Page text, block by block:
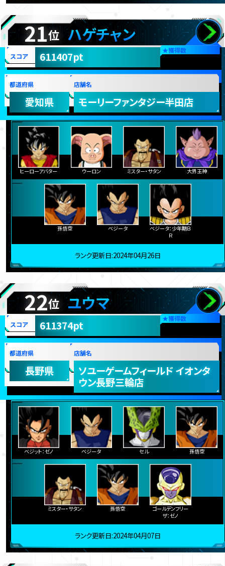
21位 ハゲチャン
★獲得数
スコア 611407pt
都道府県
愛知県
店舗名
モーリーファンタジー半田店
ヒーローアバター ウーロン ミスター・サタン 大界王神
孫悟空 ベジータ
ベジータ：少年期Ｂ
Ｒ
ランク更新日:2024年04月26日
22位 ユウマ
★獲得数
スコア 611374pt
都道府県
長野県
店舗名
ソユーゲームフィールド イオンタ
ウン長野三輪店
ベジット：ゼノ ベジータ セル 孫悟空
ミスター・サタン 孫悟空
ゴールデンフリー
ザ：ゼノ
ランク更新日:2024年04月07日